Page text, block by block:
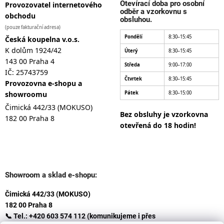
Provozovatel internetového
obchodu
(pouze fakturační adresa)
Česká koupelna v.o.s.
K dolům 1924/42
143 00 Praha 4
IČ: 25743759
Provozovna e-shopu a
showroomu
Čimická 442/33 (MOKUSO)
182 00 Praha 8
Otevírací doba pro osobní
odběr a vzorkovnu s
obsluhou.
Pondělí 8:30–15:45
Úterý 8:30–15:45
Středa 9:00–17:00
Čtvrtek 8:30–15:45
Pátek 8:30–15:00
Bez obsluhy je vzorkovna
otevřená do 18 hodin!
Showroom a sklad e-shopu:
Čimická 442/33 (MOKUSO)
182 00 Praha 8
📞 Tel.: +420 603 574 112 (komunikujeme i přes